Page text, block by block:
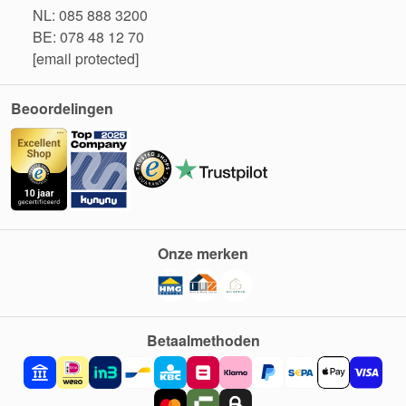
NL: 085 888 3200
BE: 078 48 12 70
[email protected]
Beoordelingen
Betaalmethoden
Onze merken